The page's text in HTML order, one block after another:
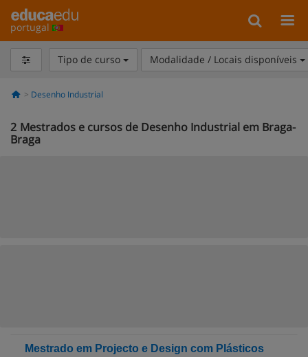
portugal
Tipo de curso Modalidade / Locais disponíveis
Desenho Industrial
2 Mestrados e cursos de Desenho Industrial em Braga-
Braga
Mestrado em Projecto e Design com Plásticos